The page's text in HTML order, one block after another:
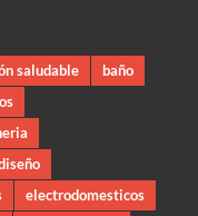
saludable
baño
electrodomesticos